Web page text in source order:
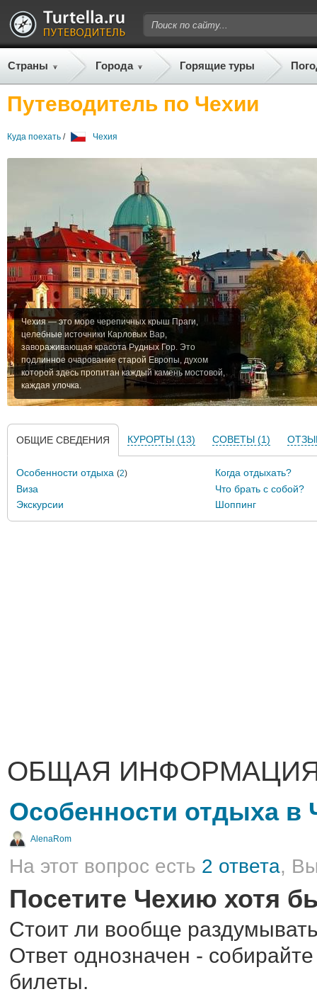
Страны Города Горящие туры
Путеводитель по Чехии
Куда поехать / Чехия
Чехия — это море черепичных крыш Праги,
целебные источники Карловых Вар,
завораживающая красота Рудных Гор. Это
подлинное очарование старой Европы, духом
которой здесь пропитан каждый камень мостовой,
каждая улочка.
ОБЩИЕ СВЕДЕНИЯ КУРОРТЫ (13) СОВЕТЫ (1)
Особенности отдыха (2)
Когда отдыхать?
Виза
Что брать с собой?
Экскурсии
Шоппинг
ОБЩАЯ
Особенности отдыха в
AlenaRom
На этот вопрос есть 2 ответа,
Посетите Чехию хотя
Стоит ли вообще
Ответ однозначен -
билеты.